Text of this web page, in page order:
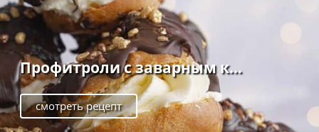
Профитроли с заварным к...
смотреть рецепт